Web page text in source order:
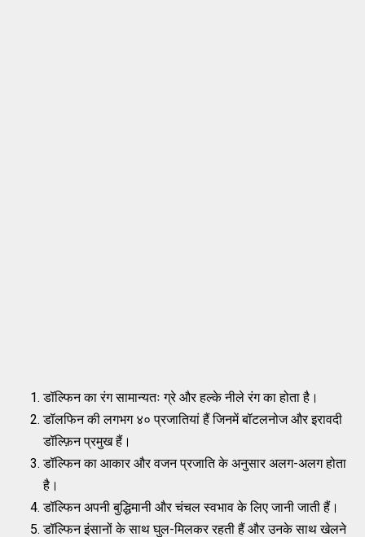
डॉल्फिन का रंग सामान्यतः ग्रे और हल्के नीले रंग का होता है।
डॉलफिन की लगभग ४० प्रजातियां हैं जिनमें बॉटलनोज और इरावदी
डॉल्फ़िन प्रमुख हैं।
डॉल्फिन का आकार और वजन प्रजाति के अनुसार अलग-अलग होता
है।
डॉल्फिन अपनी बुद्धिमानी और चंचल स्वभाव के लिए जानी जाती हैं।
डॉल्फिन इंसानों के साथ घुल-मिलकर रहती हैं और उनके साथ खेलने